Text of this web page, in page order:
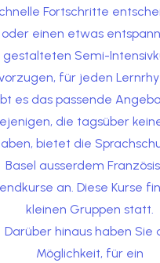
Fortschritte
oder einen etwas
gestalteten Semi-
für jeden
es das passende
die tagsüber
bietet die
Basel ausserdem
an. Diese Kurse
kleinen Gruppen statt.
Darüber hinaus haben Sie
Möglichkeit, für ein